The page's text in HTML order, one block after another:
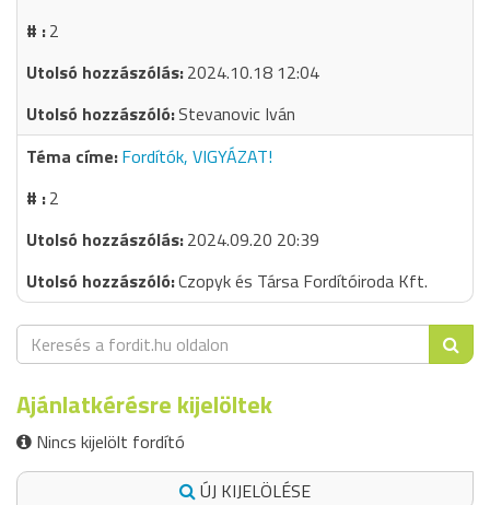
2
2024.10.18 12:04
Stevanovic Iván
Fordítók, VIGYÁZAT!
2
2024.09.20 20:39
Czopyk és Társa Fordítóiroda Kft.
Ajánlatkérésre kijelöltek
Nincs kijelölt fordító
ÚJ KIJELÖLÉSE